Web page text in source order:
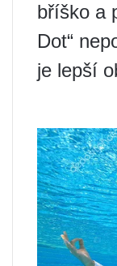
bříško a
Dot“
je lepší